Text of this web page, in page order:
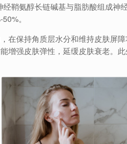
鞘氨醇长链碱基与脂肪酸组成神
。
在保持角质层水分和维持皮肤屏
增强皮肤弹性，延缓皮肤衰老。